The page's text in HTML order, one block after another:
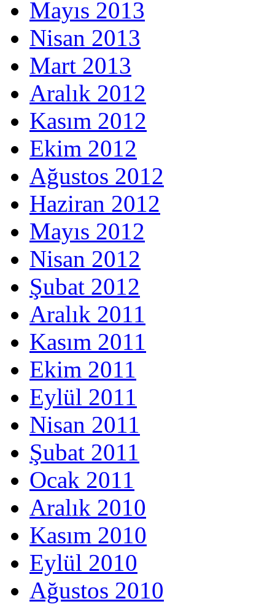
Mayıs 2013
Nisan 2013
Mart 2013
Aralık 2012
Kasım 2012
Ekim 2012
Ağustos 2012
Haziran 2012
Mayıs 2012
Nisan 2012
Şubat 2012
Aralık 2011
Kasım 2011
Ekim 2011
Eylül 2011
Nisan 2011
Şubat 2011
Ocak 2011
Aralık 2010
Kasım 2010
Eylül 2010
Ağustos 2010